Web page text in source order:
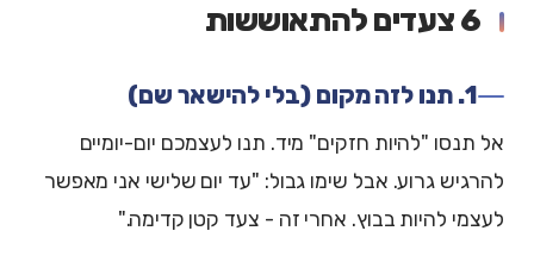
6 צעדים להתאוששות
1. תנו לזה מקום (בלי להישאר שם)
אל תנסו "להיות חזקים" מיד. תנו לעצמכם יום-יומיים
להרגיש גרוע. אבל שימו גבול: "עד יום שלישי אני מאפשר
לעצמי להיות בבוץ. אחרי זה - צעד קטן קדימה."